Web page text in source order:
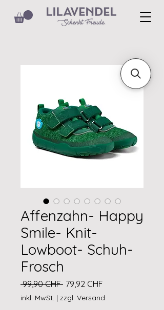
Affenzahn- Happy
Smile- Knit-
Lowboot- Schuh-
Frosch
99,90 CHF Standardpreis
79,92 CHF
Preis
inkl. MwSt. | zzgl. Versand